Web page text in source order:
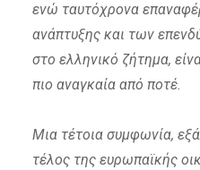
ενώ ταυτόχρονα
ανάπτυξης και των
στο ελληνικό ζήτημα,
πιο αναγκαία από ποτέ.
Μια τέτοια συμφωνία,
τέλος της ευρωπαϊκής